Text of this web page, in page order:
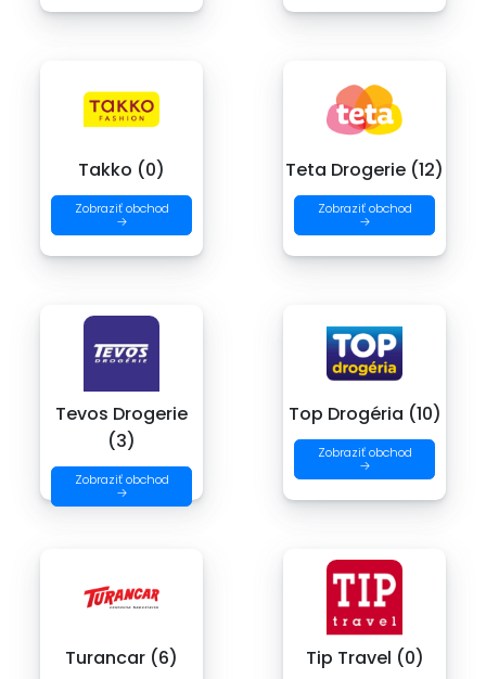
Takko (0)
Zobraziť obchod
→
Teta Drogerie (12)
Zobraziť obchod
→
Tevos Drogerie
(3)
Zobraziť obchod
→
Top Drogéria (10)
Zobraziť obchod
→
Turancar (6) Tip Travel (0)